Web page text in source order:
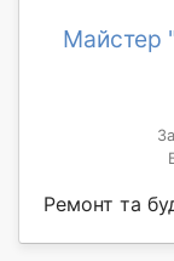
Майстер
Ремонт та